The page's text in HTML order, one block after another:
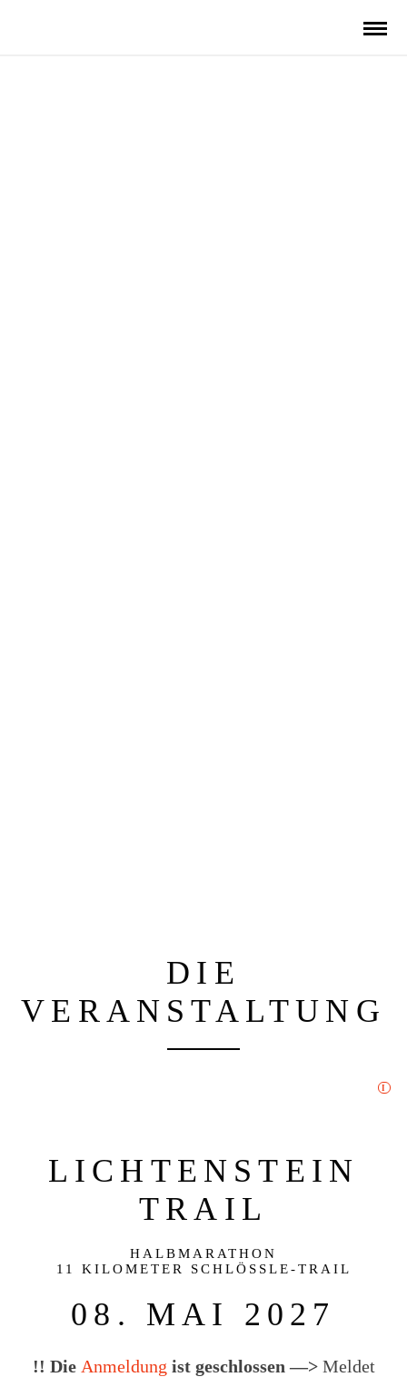
DIE
VERANSTALTUNG
I
LICHTENSTEIN
TRAIL
HALBMARATHON
11 KILOMETER SCHLÖSSLE-TRAIL
08. MAI 2027
!! Die Anmeldung ist geschlossen —> Meldet